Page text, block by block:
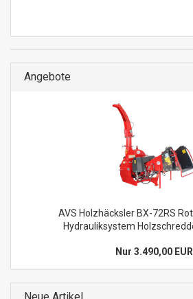
Angebote
AVS Holzhäcksler BX-72RS
Hydrauliksystem
Nur 3.490,00 EUR